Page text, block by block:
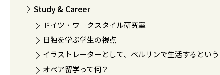
Study & Career
ドイツ・ワークスタイル研究室
日独を学ぶ学生の視点
イラストレーターとして、ベルリンで生活するとい
オペア留学って何？